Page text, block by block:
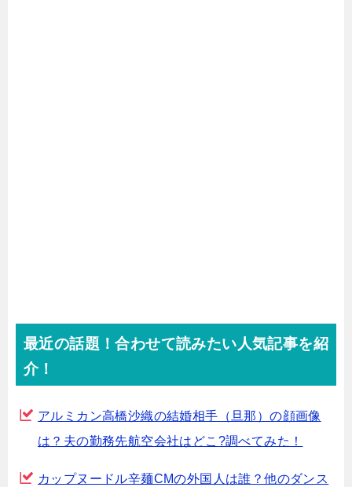
最近の話題！合わせて読みたい人気記事を紹
介！
アルミカン高橋沙織の結婚相手（旦那）の顔画像
は？夫の勤務先航空会社はどこ?調べてみた！
カップヌードル辛麺CMの外国人は誰？他のダンス